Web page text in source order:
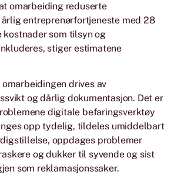
omarbeiding reduserte
entreprenørfortjeneste med 28
kostnader som tilsyn og
stiger estimatene
drives av
og dårlig dokumentasjon. Det er
digitale befaringsverktøy
opp tydelig, tildeles umiddelbart
oppdages problemer
og dukker til syvende og sist
som reklamasjonssaker.